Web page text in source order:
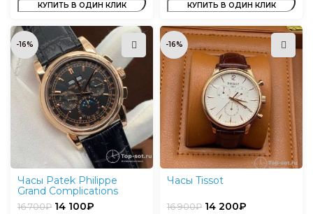
КУПИТЬ В ОДИН КЛИК КУПИТЬ В ОДИН КЛИК
-16%
Часы Patek Philippe
Grand Complications
16 700₽ 14 100₽
-16%
Часы Tissot
16 900₽ 14 200₽